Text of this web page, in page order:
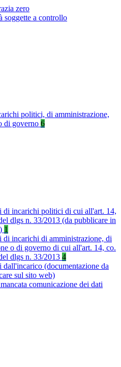
zero
soggette a controllo
politici, di amministrazione,
di governo 6
di incarichi politici di cui all'art. 14,
dlgs n. 33/2013 (da pubblicare in
1
di incarichi di amministrazione, di
o di governo di cui all'art. 14, co.
dlgs n. 33/2013 4
dall'incarico (documentazione da
sul sito web)
comunicazione dei dati